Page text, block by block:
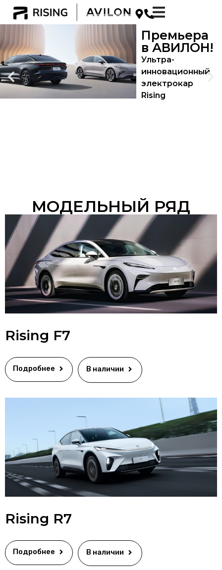
Премьера
в АВИЛОН!
Ультра-
инновационный
электрокар
Rising
МОДЕЛЬНЫЙ РЯД
Rising F7
Подробнее В наличии
Rising R7
Подробнее В наличии